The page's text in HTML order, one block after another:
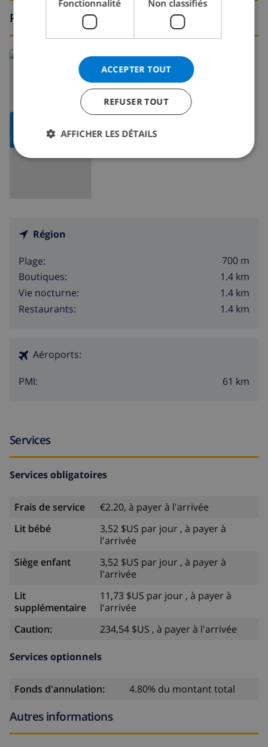
Région
CARTE
En savoir plus sur:
Espagne>Mallorca> Cala Murada
Région
Plage:
700 m
Boutiques:
1.4 km
Vie nocturne:
1.4 km
Restaurants:
1.4 km
Aéroports:
PMI: 61 km
Services
Services obligatoires
Frais de service
€2.20, à payer à l'arrivée
Lit bébé
3,52 $US par jour , à payer à
l'arrivée
Siège enfant
3,52 $US par jour , à payer à
l'arrivée
Lit
supplémentaire
11,73 $US par jour , à payer à
l'arrivée
Caution:
234,54 $US , à payer à l'arrivée
Services optionnels
Fonds d'annulation: 4.80% du montant total
Autres informations
Fonctionnalité Non classifiés
ACCEPTER TOUT
REFUSER TOUT
AFFICHER LES DÉTAILS